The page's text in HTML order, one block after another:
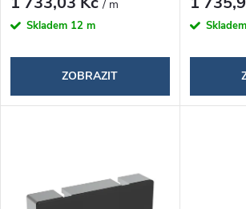
u
k
d
u
k
ů
/ m
Skladem 12 m
ZOBRAZIT
Skladem